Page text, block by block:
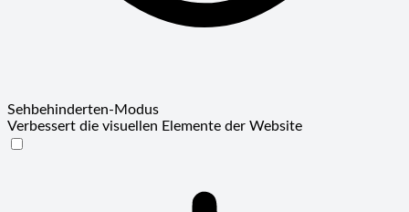
Sehbehinderten-Modus
Verbessert die visuellen Elemente der Website